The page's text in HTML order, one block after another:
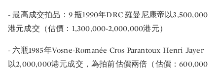
- 最高成交拍品：9 瓶1990年DRC 羅曼尼康帝以3,500,000
港元成交（估價：1,300,000-2,000,000港元）
- 六瓶1985年Vosne-Romanée Cros Parantoux Henri Jayer
以2,000,000港元成交，為拍前估價兩倍（估價：600,000